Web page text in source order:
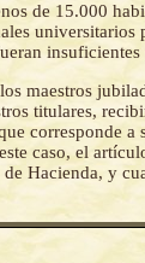
de 15.000
maestros
titulares,
corresponde
caso, el
Hacienda, y